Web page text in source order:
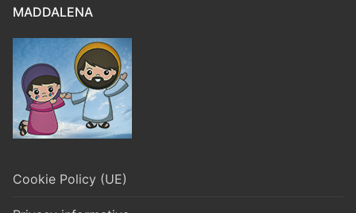
MADDALENA
Cookie Policy (UE)